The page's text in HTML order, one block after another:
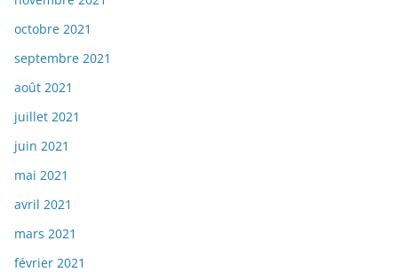
octobre 2021
septembre 2021
août 2021
juillet 2021
juin 2021
mai 2021
avril 2021
mars 2021
février 2021